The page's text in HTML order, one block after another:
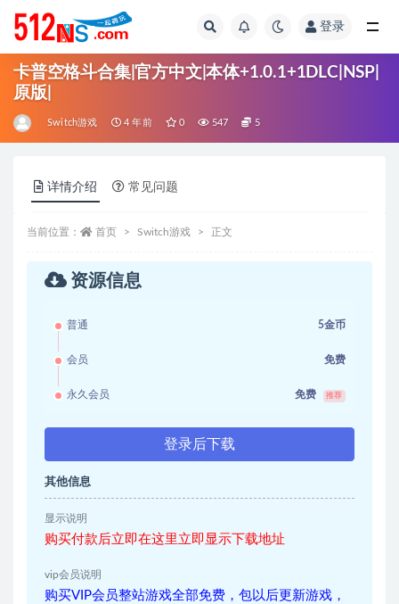
登录
卡普空格斗合集|官方中文|本体+1.0.1+1DLC|NSP|
原版|
Switch游戏 4 年前 0 547 5
详情介绍 常见问题
当前位置： 首页 Switch游戏 正文
资源信息
普通 5金币
会员 免费
永久会员 免费 推荐
登录后下载
其他信息
显示说明
购买付款后立即在这里立即显示下载地址
vip会员说明
购买VIP会员整站游戏全部免费，包以后更新游戏，